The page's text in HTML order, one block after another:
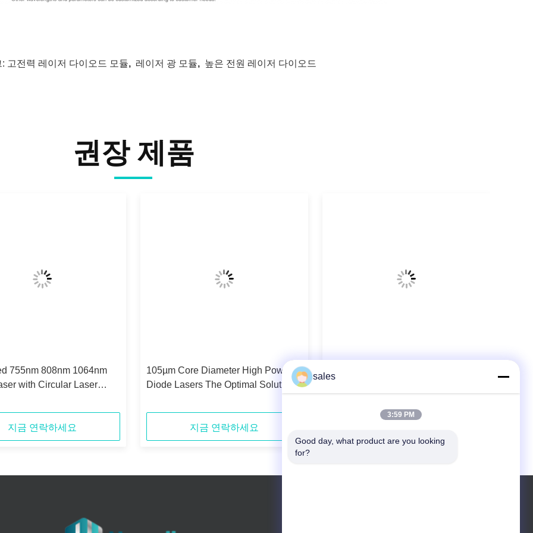
: 고전력 레이저 다이오드 모듈, 레이저 광 모듈, 높은 전원 레이저 다이오드
권장 제품
755nm 808nm 1064nm
with Circular Laser
지금 연락하세요
105µm Core Diameter High Power
Diode Lasers The Optimal Solution
지금 연락하세요
sales
3:59 PM
Good day, what product are you looking
for?